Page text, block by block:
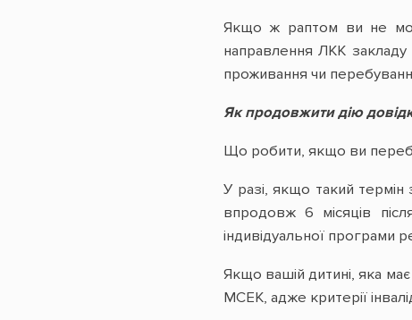
Якщо ж раптом ви не
направлення ЛКК
проживання чи
Як продовжити дію
Що робити, якщо ви
У разі, якщо такий
впродовж 6 місяців
індивідуальної програми
Якщо вашій дитині, яка
МСЕК, адже критерії